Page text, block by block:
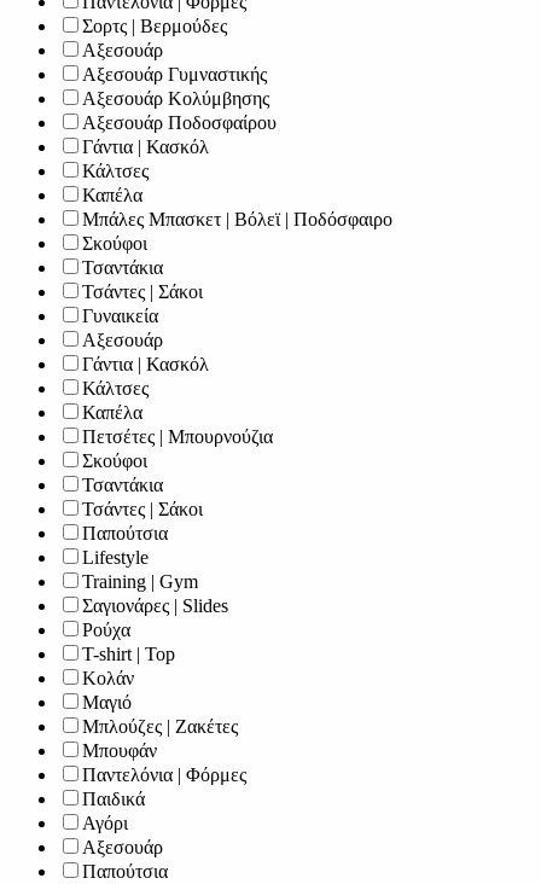
Σορτς | Βερμούδες
Αξεσουάρ
Αξεσουάρ Γυμναστικής
Αξεσουάρ Κολύμβησης
Αξεσουάρ Ποδοσφαίρου
Γάντια | Κασκόλ
Κάλτσες
Καπέλα
Μπάλες Μπασκετ | Βόλεϊ | Ποδόσφαιρο
Σκούφοι
Τσαντάκια
Τσάντες | Σάκοι
Γυναικεία
Αξεσουάρ
Γάντια | Κασκόλ
Κάλτσες
Καπέλα
Πετσέτες | Μπουρνούζια
Σκούφοι
Τσαντάκια
Τσάντες | Σάκοι
Παπούτσια
Lifestyle
Training | Gym
Σαγιονάρες | Slides
Ρούχα
T-shirt | Top
Κολάν
Μαγιό
Μπλούζες | Ζακέτες
Μπουφάν
Παντελόνια | Φόρμες
Παιδικά
Αγόρι
Αξεσουάρ
Παπούτσια